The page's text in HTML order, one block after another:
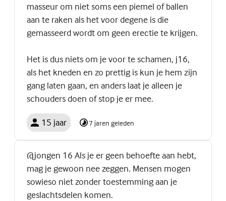
masseur om niet soms een piemel of ballen
aan te raken als het voor degene is die
gemasseerd wordt om geen erectie te krijgen.
Het is dus niets om je voor te schamen, j16,
als het kneden en zo prettig is kun je hem zijn
gang laten gaan, en anders laat je alleen je
schouders doen of stop je er mee.
15 jaar 7 jaren geleden
@jongen 16 Als je er geen behoefte aan hebt,
mag je gewoon nee zeggen. Mensen mogen
sowieso niet zonder toestemming aan je
geslachtsdelen komen.